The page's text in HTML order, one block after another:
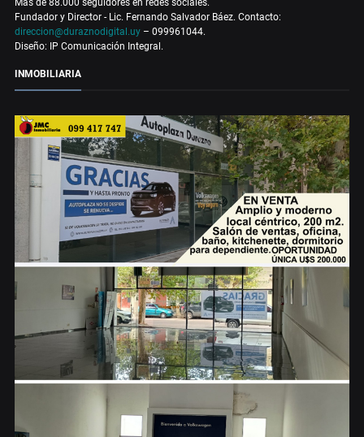
Fundador y Director - Lic. Fernando Salvador Báez. Contacto:
direccion@duraznodigital.uy – 099961044.
Diseño: IP Comunicación Integral.
INMOBILIARIA